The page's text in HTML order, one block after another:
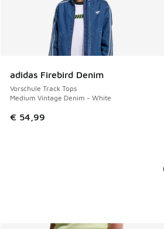
adidas Firebird Denim
Vorschule Track Tops
Medium Vintage Denim - White
€ 54,99